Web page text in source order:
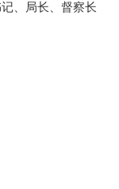
、局长、督察长